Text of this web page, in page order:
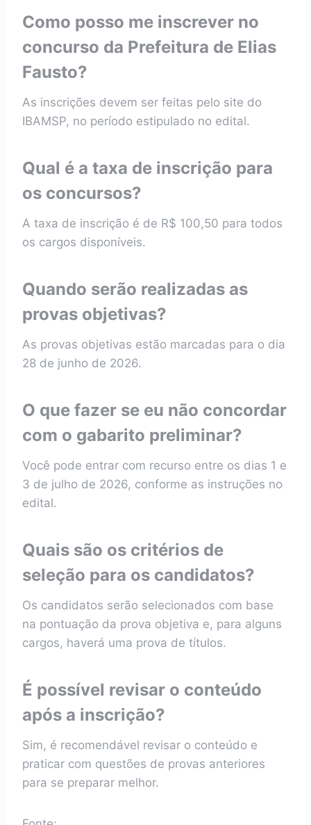
Como posso me inscrever no
concurso da Prefeitura de Elias
Fausto?
As inscrições devem ser feitas pelo site do
IBAMSP, no período estipulado no edital.
Qual é a taxa de inscrição para
os concursos?
A taxa de inscrição é de R$ 100,50 para todos
os cargos disponíveis.
Quando serão realizadas as
provas objetivas?
As provas objetivas estão marcadas para o dia
28 de junho de 2026.
O que fazer se eu não concordar
com o gabarito preliminar?
Você pode entrar com recurso entre os dias 1 e
3 de julho de 2026, conforme as instruções no
edital.
Quais são os critérios de
seleção para os candidatos?
Os candidatos serão selecionados com base
na pontuação da prova objetiva e, para alguns
cargos, haverá uma prova de títulos.
É possível revisar o conteúdo
após a inscrição?
Sim, é recomendável revisar o conteúdo e
praticar com questões de provas anteriores
para se preparar melhor.